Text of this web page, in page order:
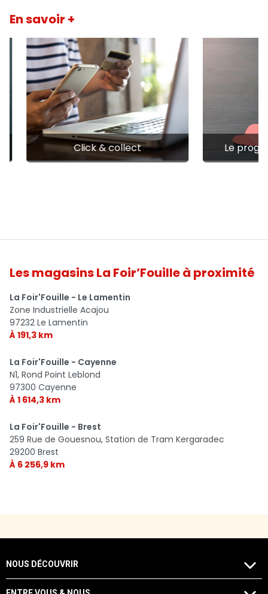
En savoir +
Click & collect Le
Les magasins La Foir’Fouille à proximité
La Foir'Fouille - Le Lamentin
Zone Industrielle Acajou
97232 Le Lamentin
À 191,3 km
La Foir'Fouille - Cayenne
N1, Rond Point Leblond
97300 Cayenne
À 1 614,3 km
La Foir'Fouille - Brest
259 Rue de Gouesnou, Station de Tram Kergaradec
29200 Brest
À 6 256,9 km
NOUS DÉCOUVRIR